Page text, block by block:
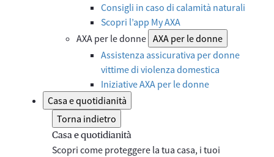
Consigli in caso di calamità naturali
Scopri l’app My AXA
AXA per le donne AXA per le donne
Assistenza assicurativa per donne
vittime di violenza domestica
Iniziative AXA per le donne
Casa e quotidianità
Torna indietro
Casa e quotidianità
Scopri come proteggere la tua casa, i tuoi